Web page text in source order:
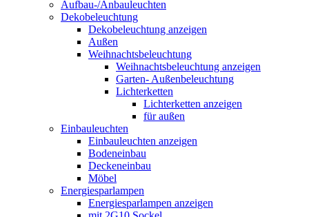
Aufbau-/Anbauleuchten
Dekobeleuchtung
Dekobeleuchtung anzeigen
Außen
Weihnachtsbeleuchtung
Weihnachtsbeleuchtung anzeigen
Garten- Außenbeleuchtung
Lichterketten
Lichterketten anzeigen
für außen
Einbauleuchten
Einbauleuchten anzeigen
Bodeneinbau
Deckeneinbau
Möbel
Energiesparlampen
Energiesparlampen anzeigen